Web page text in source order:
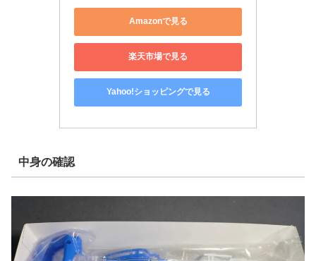
Amazonで見る
楽天市場で見る
Yahoo!ショッピングで見る
中身の確認